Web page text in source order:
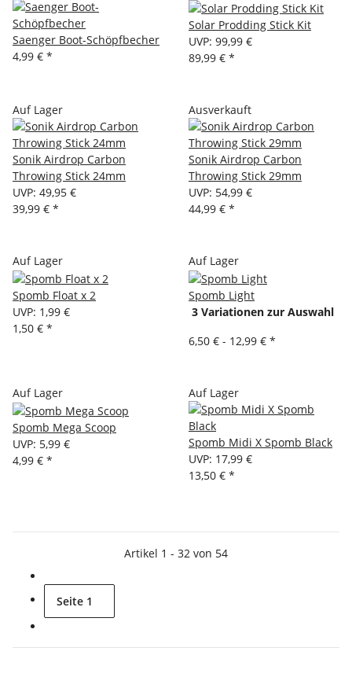
Saenger Boot-Schöpfbecher
4,99 € *
Solar Prodding Stick Kit
UVP: 99,99 €
89,99 € *
Auf Lager
Sonik Airdrop Carbon
Throwing Stick 24mm
UVP: 49,95 €
39,99 € *
Ausverkauft
Sonik Airdrop Carbon
Throwing Stick 29mm
UVP: 54,99 €
44,99 € *
Auf Lager
Spomb Float x 2
UVP: 1,99 €
1,50 € *
Auf Lager
Spomb Light
3 Variationen zur Auswahl
6,50 € - 12,99 € *
Auf Lager
Spomb Mega Scoop
UVP: 5,99 €
4,99 € *
Auf Lager
Spomb Midi X Spomb Black
UVP: 17,99 €
13,50 € *
Artikel 1 - 32 von 54
Seite 1